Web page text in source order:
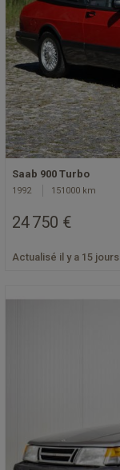
Saab 900 Turbo
1992 151000 km
24 750 €
Actualisé il y a 15 jours